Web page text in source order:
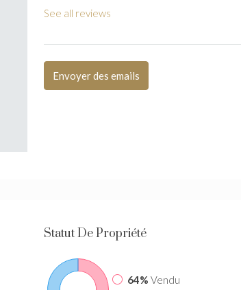
See all reviews
Envoyer des emails
Statut De Propriété
64% Vendu